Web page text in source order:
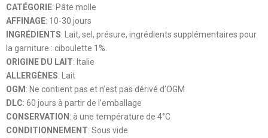
CATÉGORIE: Pâte molle
AFFINAGE: 10-30 jours
INGRÉDIENTS: Lait, sel, présure, ingrédients supplémentaires pour
la garniture : ciboulette 1%.
ORIGINE DU LAIT: Italie
ALLERGÈNES: Lait
OGM : Ne contient pas et n’est pas dérivé d’OGM
DLC: 60 jours à partir de l’emballage
CONSERVATION : à une température de 4°C
CONDITIONNEMENT: Sous vide